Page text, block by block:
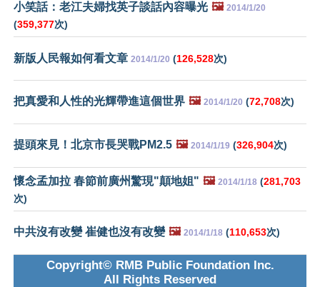
小笑話：老江夫婦找英子談話內容曝光 🖼️ 2014/1/20
(359,377次)
新版人民報如何看文章 2014/1/20 (126,528次)
把真愛和人性的光輝帶進這個世界 🖼️ 2014/1/20 (72,708次)
提頭來見！北京市長哭戰PM2.5 🖼️ 2014/1/19 (326,904次)
懷念孟加拉 春節前廣州驚現"顛地姐" 🖼️ 2014/1/18 (281,703
次)
中共沒有改變 崔健也沒有改變 🖼️ 2014/1/18 (110,653次)
Copyright© RMB Public Foundation Inc.
All Rights Reserved